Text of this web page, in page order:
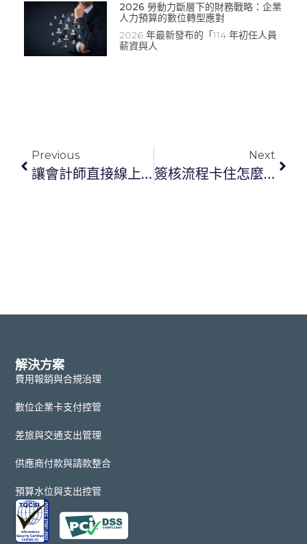
2026 勞動力斷層下的財務戰略：企業
人力預算的數位轉型應對
2026 年最新發布的「114 年初任人員
薪資與人
Previous
讓會計師直接線上查帳：企業稽核流程的關鍵升級
Next
簽核流程卡住怎麼辦？2026 企業費用報銷流程優化完整指南
解決方案
費用報銷與合規治理
數位企業卡支付控管
差旅與交通支出管理
供應商付款與請款整合
預算水位與支出控管